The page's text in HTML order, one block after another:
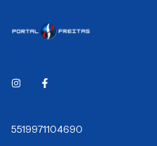
5519971104690